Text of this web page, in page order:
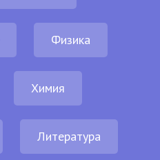
Физика
Химия
Литература